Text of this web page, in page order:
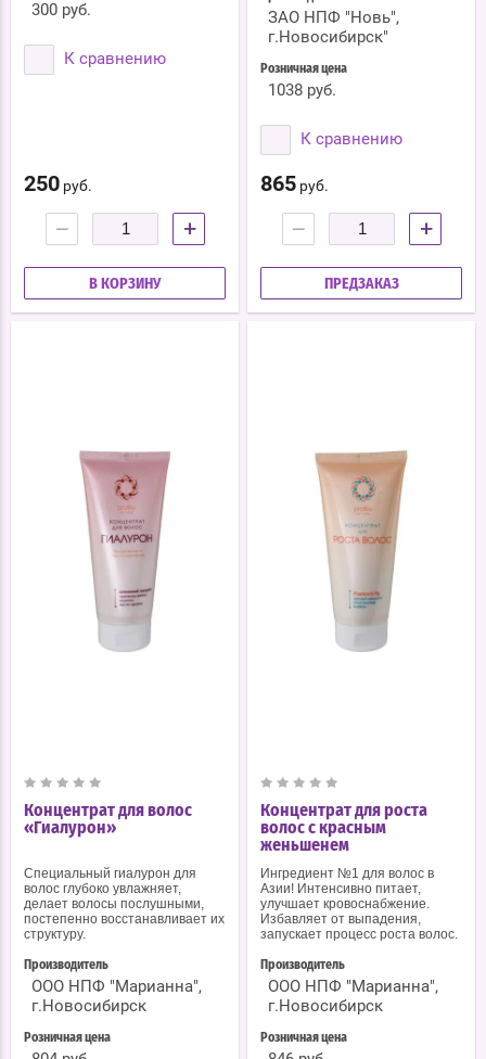
300 руб.
К сравнению
250 руб.
− +
В КОРЗИНУ
ЗАО НПФ "Новь",
г.Новосибирск"
Розничная цена
1038 руб.
К сравнению
865 руб.
− +
ПРЕДЗАКАЗ
Концентрат для волос
«Гиалурон»
Специальный гиалурон для
волос глубоко увлажняет,
делает волосы послушными,
постепенно восстанавливает их
структуру.
Производитель
ООО НПФ "Марианна",
г.Новосибирск
Розничная цена
Концентрат для роста
волос с красным
женьшенем
Ингредиент №1 для волос в
Азии! Интенсивно питает,
улучшает кровоснабжение.
Избавляет от выпадения,
запускает процесс роста волос.
Производитель
ООО НПФ "Марианна",
г.Новосибирск
Розничная цена